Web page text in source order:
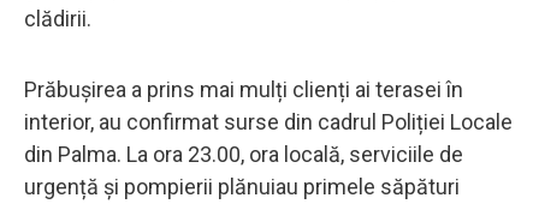
clădirii.
Prăbușirea a prins mai mulți clienți ai terasei în
interior, au confirmat surse din cadrul Poliției Locale
din Palma. La ora 23.00, ora locală, serviciile de
urgență și pompierii plănuiau primele săpături